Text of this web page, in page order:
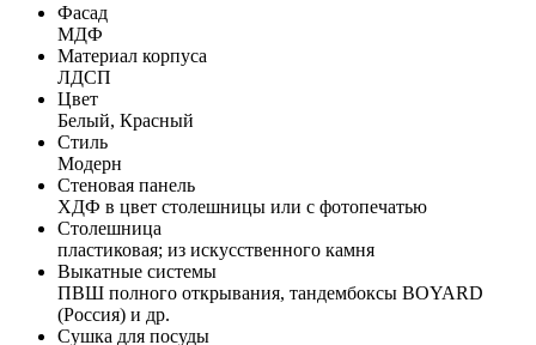
Фасад
МДФ
Материал корпуса
ЛДСП
Цвет
Белый, Красный
Стиль
Модерн
Стеновая панель
ХДФ в цвет столешницы или с фотопечатью
Столешница
пластиковая; из искусственного камня
Выкатные системы
ПВШ полного открывания, тандембоксы BOYARD
(Россия) и др.
Сушка для посуды